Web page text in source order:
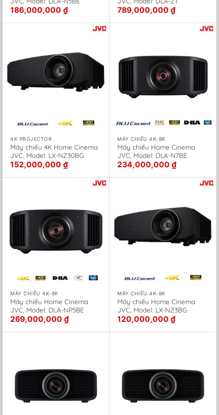
186,000,000₫ 789,000,000₫
4K PROJECTOR
Máy chiếu 4K Home Cinema
JVC, Model: LX-NZ30BG
152,000,000₫
MÁY CHIẾU 4K-8K
Máy chiếu Home Cinema
JVC, Model: DLA-N7BE
234,000,000₫
MÁY CHIẾU 4K-8K
Máy chiếu Home Cinema
JVC, Model: DLA-NP5BE
269,000,000₫
MÁY CHIẾU 4K-8K
Máy chiếu Home Cinema
JVC, Model: LX-NZ3BG
120,000,000₫